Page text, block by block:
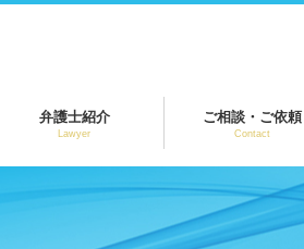
弁護士紹介
Lawyer
ご相談・ご依頼
Contact